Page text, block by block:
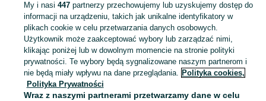
KATEGORIA
Zobacz
Mapa kategorii
Mapa miejscowości
My i nasi 447partnerzy przechowujemy lub uzyskujemy dostęp do
informacji na urządzeniu, takich jak unikalne identyfikatory w
plikach cookie w celu przetwarzania danych osobowych.
Użytkownik może zaakceptować wybory lub zarządzać nimi,
klikając poniżej lub w dowolnym momencie na stronie polityki
prywatności. Te wybory będą sygnalizowane naszym partnerom i
nie będą miały wpływu na dane przeglądania. Polityka cookies,
Polityka Prywatności
Wraz z naszymi partnerami przetwarzamy dane w celu